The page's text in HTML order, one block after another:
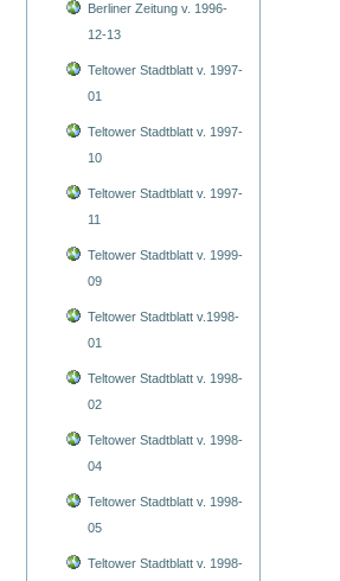
Berliner Zeitung v. 1996-
12-13
Teltower Stadtblatt v. 1997-
01
Teltower Stadtblatt v. 1997-
10
Teltower Stadtblatt v. 1997-
11
Teltower Stadtblatt v. 1999-
09
Teltower Stadtblatt v.1998-
01
Teltower Stadtblatt v. 1998-
02
Teltower Stadtblatt v. 1998-
04
Teltower Stadtblatt v. 1998-
05
Teltower Stadtblatt v. 1998-